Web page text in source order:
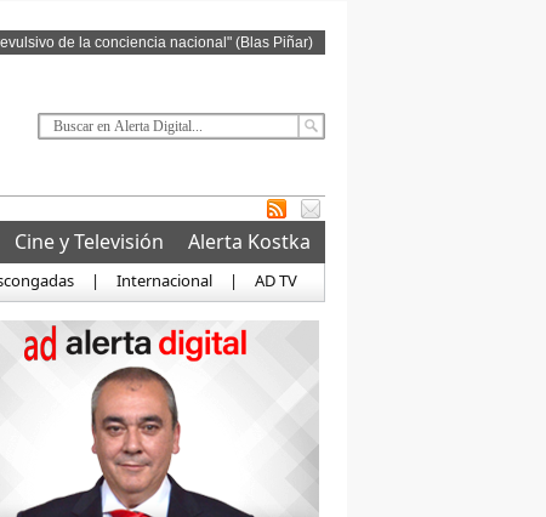
de la conciencia nacional" (Blas Piñar)
Cine y Televisión
Alerta Kostka
| Internacional | AD TV